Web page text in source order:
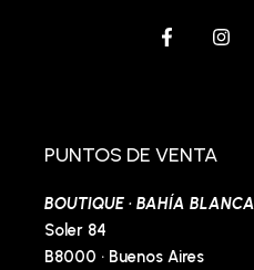
F
a
o
k
f
I
PUNTOS DE VENTA
BOUTIQUE · BAHÍA BLANCA
Soler 84
B8000 · Buenos Aires